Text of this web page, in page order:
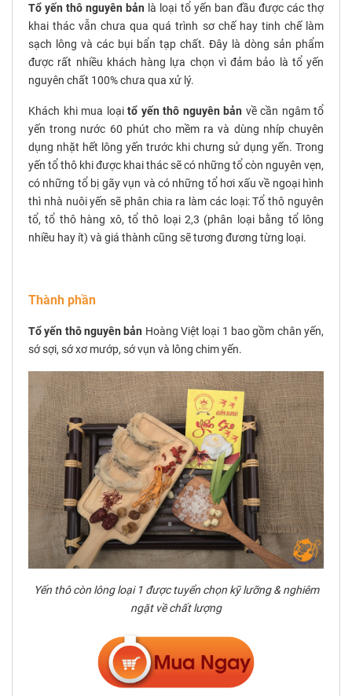
Tổ yến thô nguyên bản là loại tổ yến ban đầu được các thợ
khai thác vẫn chưa qua quá trình sơ chế hay tinh chế làm
sạch lông và các bụi bẩn tạp chất. Đây là dòng sản phẩm
được rất nhiều khách hàng lựa chọn vì đảm bảo là tổ yến
nguyên chất 100% chưa qua xử lý.
Khách khi mua loại tổ yến thô nguyên bản về cần ngâm tổ
yến trong nước 60 phút cho mềm ra và dùng nhíp chuyên
dụng nhặt hết lông yến trước khi chưng sử dụng yến. Trong
yến tổ thô khi được khai thác sẽ có những tổ còn nguyên vẹn,
có những tổ bị gãy vụn và có những tổ hơi xấu về ngoại hình
thì nhà nuôi yến sẽ phân chia ra làm các loại: Tổ thô nguyên
tổ, tổ thô hàng xô, tổ thô loại 2,3 (phân loại bằng tổ lông
nhiều hay ít) và giá thành cũng sẽ tương đương từng loại.
Thành phần
Tổ yến thô nguyên bản Hoàng Việt loại 1 bao gồm chân yến,
sớ sợi, sớ xơ mướp, sớ vụn và lông chim yến.
Yến thô còn lông loại 1 được tuyển chọn kỹ lưỡng & nghiêm
ngặt về chất lượng